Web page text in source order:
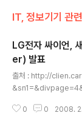
LG전자 싸이언,
er) 발표
출처 : http://
onder) 결합 - ▲터치
0 0 2008.